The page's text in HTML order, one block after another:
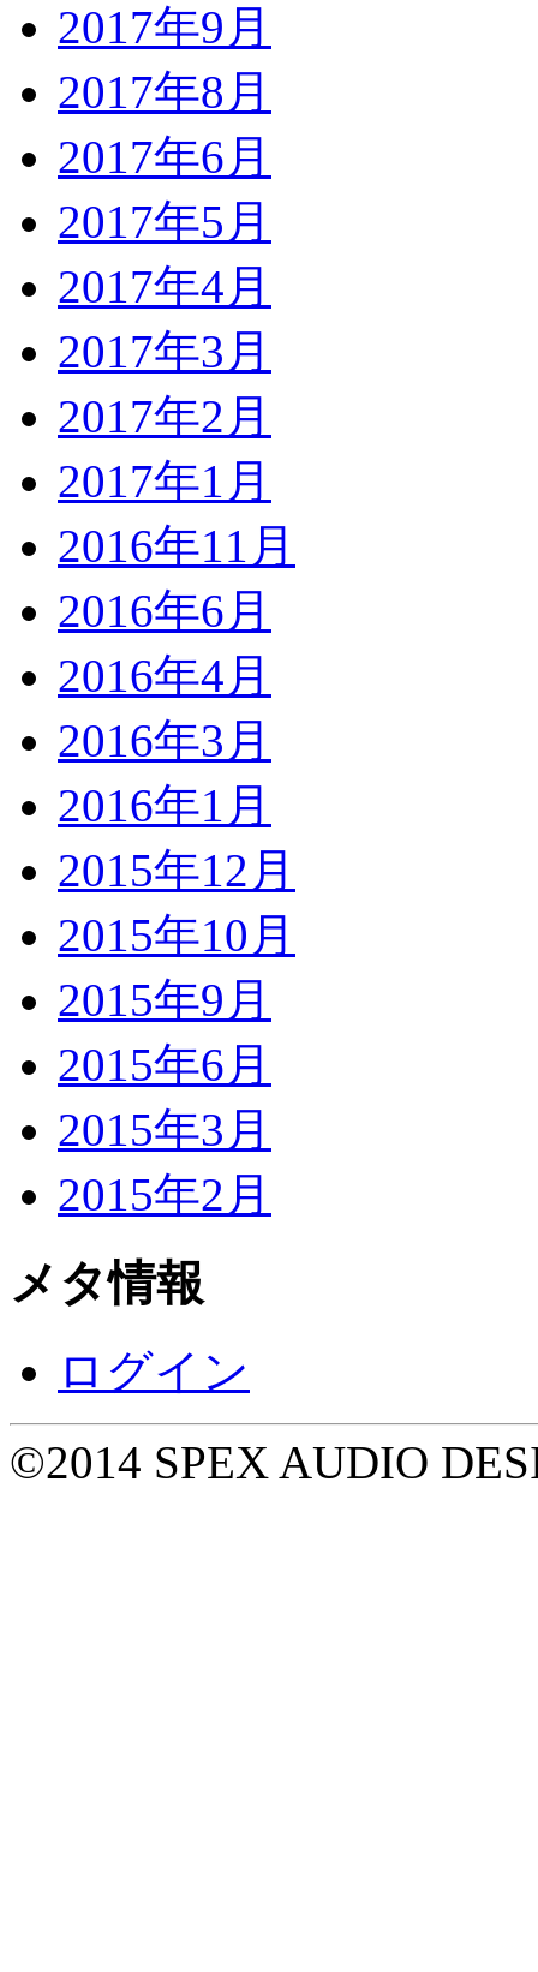
2017年9月
2017年8月
2017年6月
2017年5月
2017年4月
2017年3月
2017年2月
2017年1月
2016年11月
2016年6月
2016年4月
2016年3月
2016年1月
2015年12月
2015年10月
2015年9月
2015年6月
2015年3月
2015年2月
メタ情報
ログイン
©2014 SPEX AUDIO